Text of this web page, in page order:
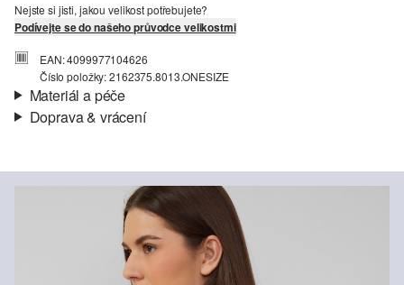
Nejste si jisti, jakou velikost potřebujete?
Podívejte se do našeho průvodce velikostmi
EAN: 4099977104626
Číslo položky: 2162375.8013.ONESIZE
Materiál a péče
Doprava & vrácení
Vaše objednávka bude odeslána do 4-8 pracovních dnů
prostřednictvím společnosti Česká pošta. Náklady na dopravu pro
standardní doručení jsou 119,00 Kč .